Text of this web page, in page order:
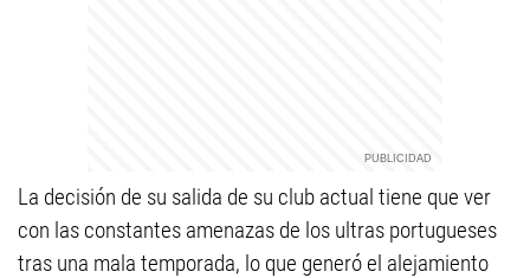
La decisión de su salida de su club actual tiene que ver
con las constantes amenazas de los ultras portugueses
tras una mala temporada, lo que generó el alejamiento